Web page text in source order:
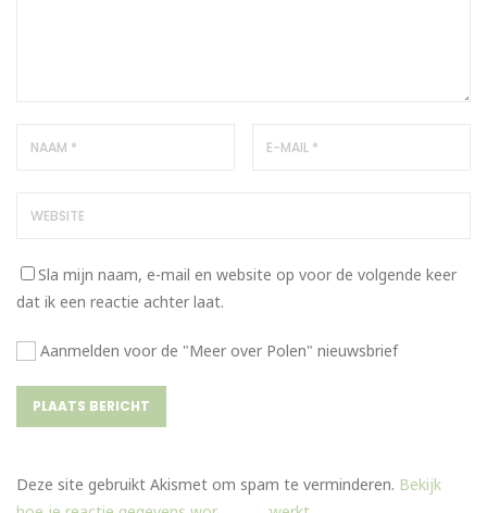
Sla mijn naam, e-mail en website op voor de volgende keer
dat ik een reactie achter laat.
Aanmelden voor de "Meer over Polen" nieuwsbrief
Deze site gebruikt Akismet om spam te verminderen. Bekijk